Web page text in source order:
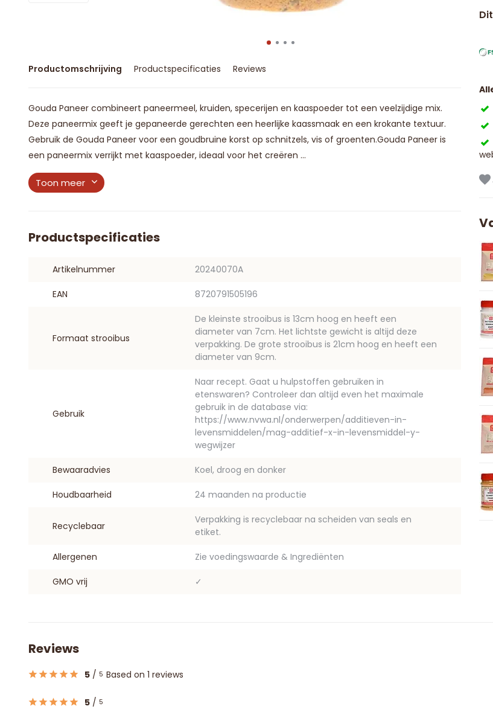
Productomschrijving Productspecificaties Reviews
Gouda Paneer combineert paneermeel, kruiden, specerijen en kaaspoeder tot een veelzijdige mix.
Deze paneermix geeft je gepaneerde gerechten een heerlijke kaassmaak en een krokante textuur.
Gebruik de Gouda Paneer voor een goudbruine korst op schnitzels, vis of groenten.Gouda Paneer is
een paneermix verrijkt met kaaspoeder, ideaal voor het creëren ...
Toon meer
Productspecificaties
Artikelnummer 20240070A
EAN 8720791505196
Formaat strooibus
De kleinste strooibus is 13cm hoog en heeft een
diameter van 7cm. Het lichtste gewicht is altijd deze
verpakking. De grote strooibus is 21cm hoog en heeft een
diameter van 9cm.
Gebruik
Naar recept. Gaat u hulpstoffen gebruiken in
etenswaren? Controleer dan altijd even het maximale
gebruik in de database via:
https://www.nvwa.nl/onderwerpen/additieven-in-
levensmiddelen/mag-additief-x-in-levensmiddel-y-
wegwijzer
Bewaaradvies Koel, droog en donker
Houdbaarheid 24 maanden na productie
Recyclebaar
Verpakking is recyclebaar na scheiden van seals en
etiket.
Allergenen Zie voedingswaarde & Ingrediënten
GMO vrij ✓
Reviews
5 / 5 Based on 1 reviews
5 / 5